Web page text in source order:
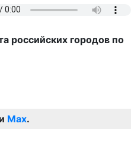
российских городов по
и Max.